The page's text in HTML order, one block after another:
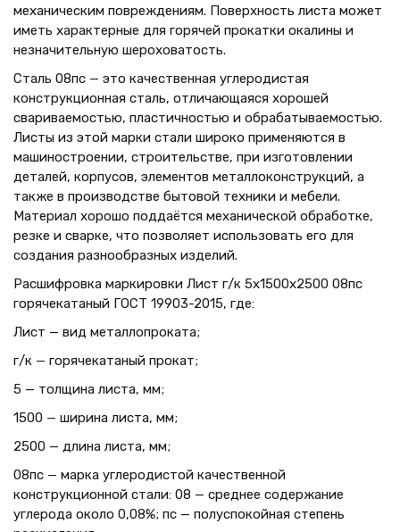
механическим повреждениям. Поверхность листа может
иметь характерные для горячей прокатки окалины и
незначительную шероховатость.
Сталь 08пс — это качественная углеродистая
конструкционная сталь, отличающаяся хорошей
свариваемостью, пластичностью и обрабатываемостью.
Листы из этой марки стали широко применяются в
машиностроении, строительстве, при изготовлении
деталей, корпусов, элементов металлоконструкций, а
также в производстве бытовой техники и мебели.
Материал хорошо поддаётся механической обработке,
резке и сварке, что позволяет использовать его для
создания разнообразных изделий.
Расшифровка маркировки Лист г/к 5х1500x2500 08пс
горячекатаный ГОСТ 19903-2015, где:
Лист — вид металлопроката;
г/к — горячекатаный прокат;
5 — толщина листа, мм;
1500 — ширина листа, мм;
2500 — длина листа, мм;
08пс — марка углеродистой качественной
конструкционной стали: 08 — среднее содержание
углерода около 0,08%; пс — полуспокойная степень